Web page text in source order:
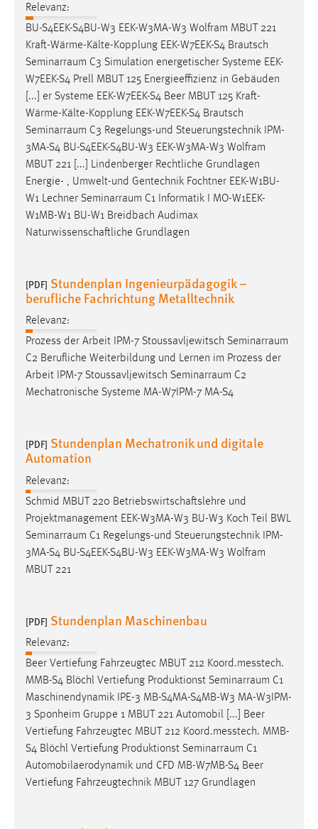
Relevanz:
BU-S4EEK-S4BU-W3 EEK-W3MA-W3 Wolfram MBUT 221
Kraft-Wärme-Kälte-Kopplung EEK-W7EEK-S4 Brautsch
Seminarraum C3 Simulation energetischer Systeme EEK-
W7EEK-S4 Prell MBUT 125 Energieeffizienz in Gebäuden
[...] er Systeme EEK-W7EEK-S4 Beer MBUT 125 Kraft-
Wärme-Kälte-Kopplung EEK-W7EEK-S4 Brautsch
Seminarraum C3 Regelungs-und Steuerungstechnik IPM-
3MA-S4 BU-S4EEK-S4BU-W3 EEK-W3MA-W3 Wolfram
MBUT 221 [...] Lindenberger Rechtliche Grundlagen
Energie- , Umwelt-und Gentechnik Fochtner EEK-W1BU-
W1 Lechner Seminarraum C1 Informatik I MO-W1EEK-
W1MB-W1 BU-W1 Breidbach Audimax
Naturwissenschaftliche Grundlagen
[PDF] Stundenplan Ingenieurpädagogik –
berufliche Fachrichtung Metalltechnik
Relevanz:
Prozess der Arbeit IPM-7 Stoussavljewitsch Seminarraum
C2 Berufliche Weiterbildung und Lernen im Prozess der
Arbeit IPM-7 Stoussavljewitsch Seminarraum C2
Mechatronische Systeme MA-W7IPM-7 MA-S4
[PDF] Stundenplan Mechatronik und digitale
Automation
Relevanz:
Schmid MBUT 220 Betriebswirtschaftslehre und
Projektmanagement EEK-W3MA-W3 BU-W3 Koch Teil BWL
Seminarraum C1 Regelungs-und Steuerungstechnik IPM-
3MA-S4 BU-S4EEK-S4BU-W3 EEK-W3MA-W3 Wolfram
MBUT 221
[PDF] Stundenplan Maschinenbau
Relevanz:
Beer Vertiefung Fahrzeugtec MBUT 212 Koord.messtech.
MMB-S4 Blöchl Vertiefung Produktionst Seminarraum C1
Maschinendynamik IPE-3 MB-S4MA-S4MB-W3 MA-W3IPM-
3 Sponheim Gruppe 1 MBUT 221 Automobil [...] Beer
Vertiefung Fahrzeugtec MBUT 212 Koord.messtech. MMB-
S4 Blöchl Vertiefung Produktionst Seminarraum C1
Automobilaerodynamik und CFD MB-W7MB-S4 Beer
Vertiefung Fahrzeugtechnik MBUT 127 Grundlagen
STATISTIK
Statistik Cookies erfassen Informationen anonym.
Diese Informationen helfen uns zu verstehen, wie
unsere Besucher unsere Website nutzen.
Matomo
Name:
_pk_ref, _pk_cvar, _pk_id, _pk_ses
Zweck:
Zugriffsstatistik
Cookie Laufzeit:
Max. 13 Monate
MARKETING
verwendet, um personalisierte Werbung anzuzeigen.
Sie tun dies, indem sie Besucher über Websites
hinweg verfolgen.
Google Ads
_gcl_au
Google Ireland Limited
Conversion-Tracking
Cookie Laufzeit:
3 Monate
Name:
Anbieter:
Facebook
Zweck:
Conversion-Tracking
Cookie Laufzeit:
3 Monate